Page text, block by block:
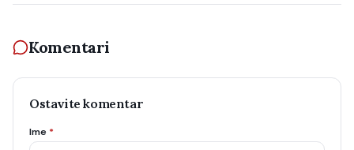
Komentari
Ostavite komentar
Ime *